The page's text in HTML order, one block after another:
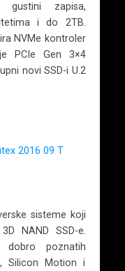
gustini zapisa,
i do 2TB.
NVMe kontroler
PCIe Gen 3×4
novi SSD-i U.2
sisteme koji
NAND SSD-e.
dobro poznatih
Silicon Motion i